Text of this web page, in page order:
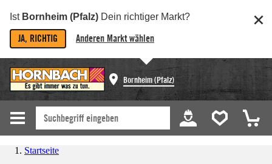
Ist Bornheim (Pfalz) Dein richtiger Markt?
JA, RICHTIG Anderen Markt wählen
Bornheim (Pfalz)
Startseite